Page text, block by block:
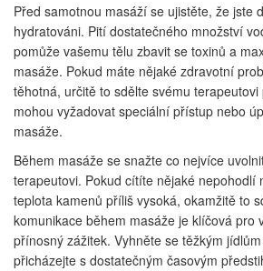
Před samotnou masáží se ujistěte, že jste
hydratováni. Pití dostatečného množství
pomůže vašemu tělu zbavit se toxinů a
masáže. Pokud máte nějaké zdravotní
těhotná, určitě to sdělte svému
mohou vyžadovat speciální přístup nebo
masáže.
Během masáže se snažte co nejvíce
terapeutovi. Pokud cítíte nějaké nepohodlí
teplota kamenů příliš vysoká, okamžitě to
komunikace během masáže je klíčová pro
přínosný zážitek. Vyhněte se těžkým
přicházejte s dostatečným časovým